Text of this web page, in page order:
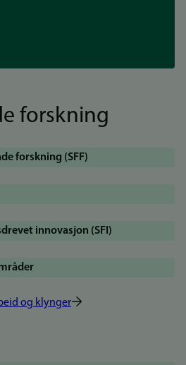
forskning
forskning (SFF)
innovasjon (SFI)
og klynger